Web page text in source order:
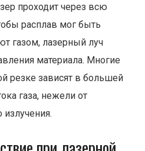
проходит через всю
расплав мог быть
газом, лазерный луч
материала. Многие
резке зависят в большей
газа, нежели от
излучения.